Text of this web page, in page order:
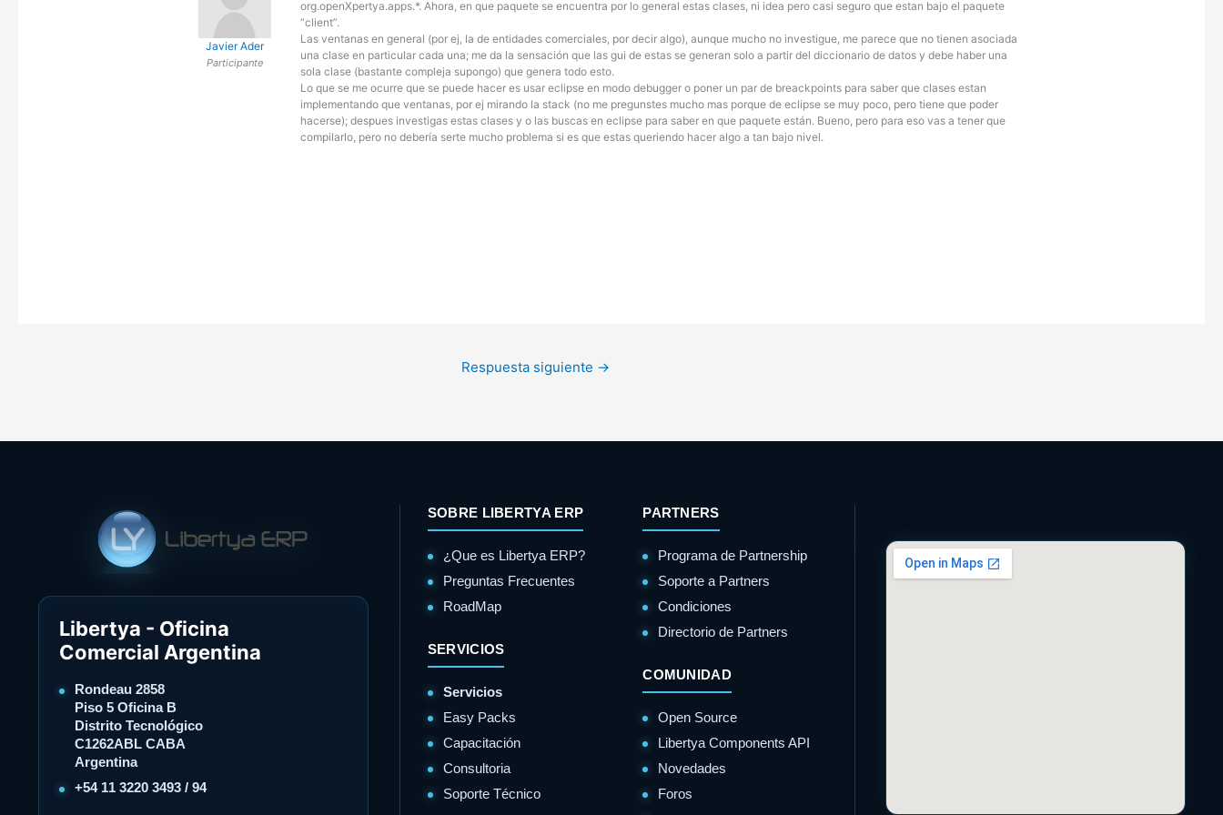
Javier Ader
Participante
org.openXpertya.apps.*. Ahora, en que paquete se encuentra por lo general estas clases, ni idea pero casi seguro que estan bajo el paquete
“client”.
Las ventanas en general (por ej, la de entidades comerciales, por decir algo), aunque mucho no investigue, me parece que no tienen asociada
una clase en particular cada una; me da la sensación que las gui de estas se generan solo a partir del diccionario de datos y debe haber una
sola clase (bastante compleja supongo) que genera todo esto.
Lo que se me ocurre que se puede hacer es usar eclipse en modo debugger o poner un par de breackpoints para saber que clases estan
implementando que ventanas, por ej mirando la stack (no me pregunstes mucho mas porque de eclipse se muy poco, pero tiene que poder
hacerse); despues investigas estas clases y o las buscas en eclipse para saber en que paquete están. Bueno, pero para eso vas a tener que
compilarlo, pero no debería serte mucho problema si es que estas queriendo hacer algo a tan bajo nivel.
Respuesta siguiente →
Libertya - Oficina
Comercial Argentina
Rondeau 2858
Piso 5 Oficina B
Distrito Tecnológico
C1262ABL CABA
Argentina
+54 11 3220 3493 / 94
SOBRE LIBERTYA ERP
¿Que es Libertya ERP?
Preguntas Frecuentes
RoadMap
SERVICIOS
Servicios
Easy Packs
Capacitación
Consultoria
Soporte Técnico
PARTNERS
Programa de Partnership
Soporte a Partners
Condiciones
Directorio de Partners
COMUNIDAD
Open Source
Libertya Components API
Novedades
Foros